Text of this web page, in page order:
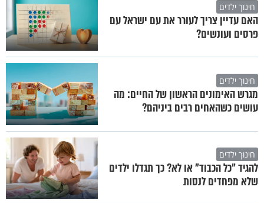
חינוך ילדים
האם עדיין צריך לעורר את עם ישראל עם
פרסים ועונשים?
חינוך ילדים
מגרש האימונים הראשון של החיים: מה
עושים כשהאחים רבים ביניהם?
חינוך ילדים
להגיד "כל הכבוד" או לא? כך תגדלו ילדים
שלא מפחדים לנסות